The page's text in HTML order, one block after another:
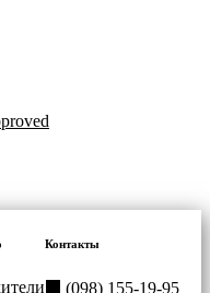
Контакты
(098) 155-19-95